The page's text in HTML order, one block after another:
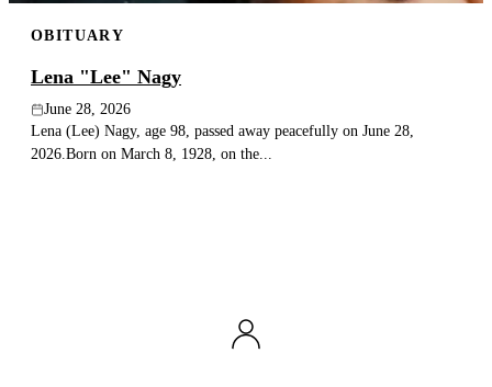
OBITUARY
Lena "Lee" Nagy
June 28, 2026
Lena (Lee) Nagy, age 98, passed away peacefully on June 28,
2026.Born on March 8, 1928, on the...